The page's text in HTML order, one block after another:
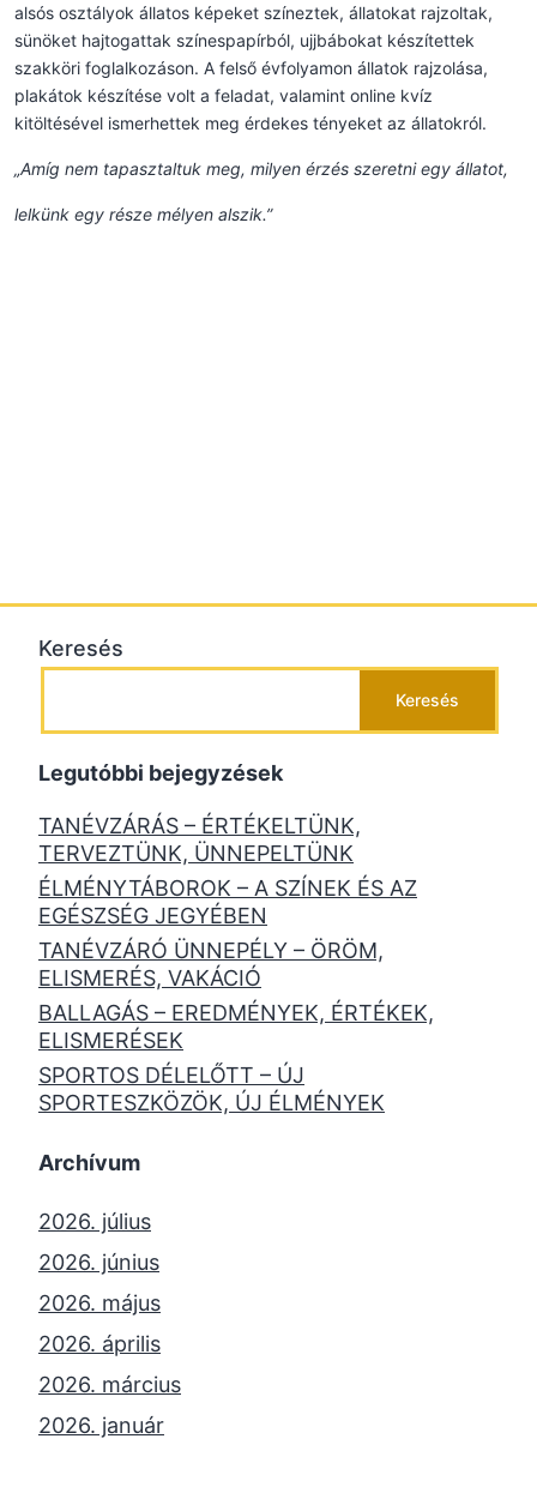
alsós osztályok állatos képeket színeztek, állatokat rajzoltak,
sünöket hajtogattak színespapírból, ujjbábokat készítettek
szakköri foglalkozáson. A felső évfolyamon állatok rajzolása,
plakátok készítése volt a feladat, valamint online kvíz
kitöltésével ismerhettek meg érdekes tényeket az állatokról.
„Amíg nem tapasztaltuk meg, milyen érzés szeretni egy állatot,
lelkünk egy része mélyen alszik.”
Keresés
Keresés
Legutóbbi bejegyzések
TANÉVZÁRÁS – ÉRTÉKELTÜNK,
TERVEZTÜNK, ÜNNEPELTÜNK
ÉLMÉNYTÁBOROK – A SZÍNEK ÉS AZ
EGÉSZSÉG JEGYÉBEN
TANÉVZÁRÓ ÜNNEPÉLY – ÖRÖM,
ELISMERÉS, VAKÁCIÓ
BALLAGÁS – EREDMÉNYEK, ÉRTÉKEK,
ELISMERÉSEK
SPORTOS DÉLELŐTT – ÚJ
SPORTESZKÖZÖK, ÚJ ÉLMÉNYEK
Archívum
2026. július
2026. június
2026. május
2026. április
2026. március
2026. január